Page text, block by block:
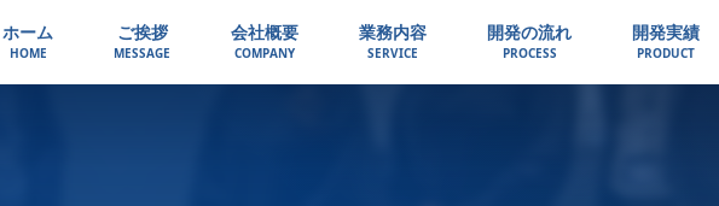
ホーム
HOME
ご挨拶
MESSAGE
会社概要
COMPANY
業務内容
SERVICE
開発の流れ
PROCESS
開発実績
PRODUCT